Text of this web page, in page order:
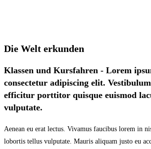
Die Welt erkunden
Klassen und Kursfahren - Lorem
consectetur adipiscing elit.
efficitur porttitor quisque euismod
vulputate.
Aenean eu erat lectus. Vivamus faucibus lorem in
lobortis tellus vulputate. Mauris aliquam justo eu